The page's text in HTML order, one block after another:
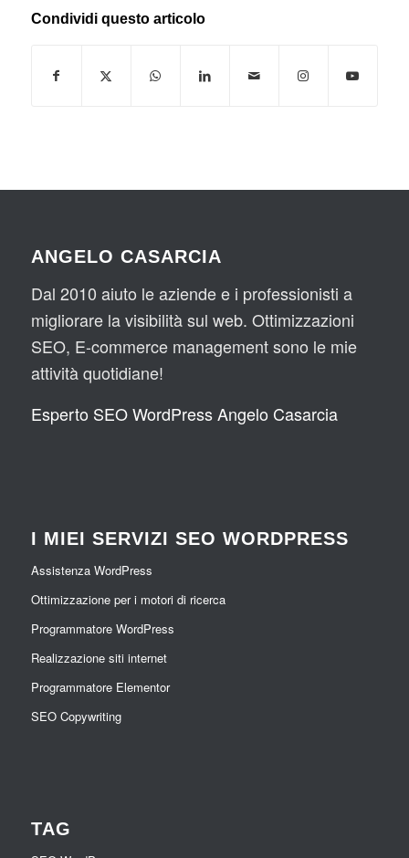
Condividi questo articolo
ANGELO CASARCIA
Dal 2010 aiuto le aziende e i professionisti a
migliorare la visibilità sul web. Ottimizzazioni
SEO, E-commerce management sono le mie
attività quotidiane!
Esperto SEO WordPress Angelo Casarcia
I MIEI SERVIZI SEO WORDPRESS
Assistenza WordPress
Ottimizzazione per i motori di ricerca
Programmatore WordPress
Realizzazione siti internet
Programmatore Elementor
SEO Copywriting
TAG